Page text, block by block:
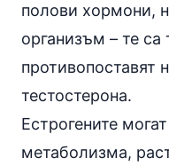
полови хормони,
организъм – те са
противопоставят
тестостерона.
Естрогените
метаболизма,